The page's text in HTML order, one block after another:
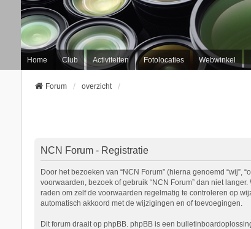
Home Club Activiteiten Fotolocaties Webwinkel
Forum overzicht
NCN Forum - Registratie
Door het bezoeken van “NCN Forum” (hierna genoemd “wij”,
voorwaarden, bezoek of gebruik “NCN Forum” dan niet
raden om zelf de voorwaarden regelmatig te controleren op
automatisch akkoord met de wijzigingen en of toevoegingen.
Dit forum draait op phpBB. phpBB is een